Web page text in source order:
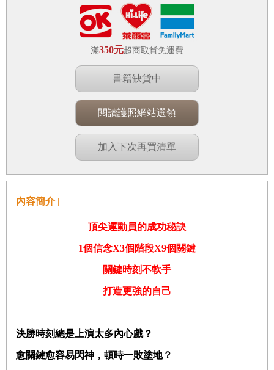
滿350元超商取貨免運費
書籍缺貨中
閱讀護照網站選領
加入下次再買清單
內容簡介 |
頂尖運動員的成功秘訣
1個信念X3個階段X9個關鍵
關鍵時刻不軟手
打造更強的自己
決勝時刻總是上演太多內心戲？
愈關鍵愈容易閃神，頓時一敗塗地？